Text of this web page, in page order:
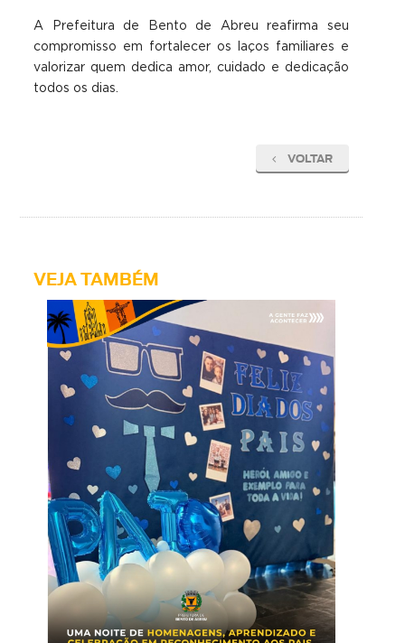
A Prefeitura de Bento de Abreu reafirma seu
compromisso em fortalecer os laços familiares e
valorizar quem dedica amor, cuidado e dedicação
todos os dias.
VOLTAR
VEJA TAMBÉM